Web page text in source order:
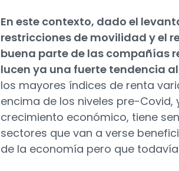
En este contexto, dado el
restricciones de movilidad y el
buena parte de las compañías
lucen ya una fuerte tendencia
los mayores índices de renta
encima de los niveles pre-
crecimiento económico, tiene
sectores que van a verse
de la economía pero que